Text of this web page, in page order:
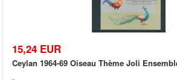
15,24 EUR
Ceylan 1964-69 Oiseau Thème Joli